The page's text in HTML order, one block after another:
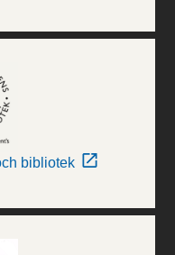
bibliotek